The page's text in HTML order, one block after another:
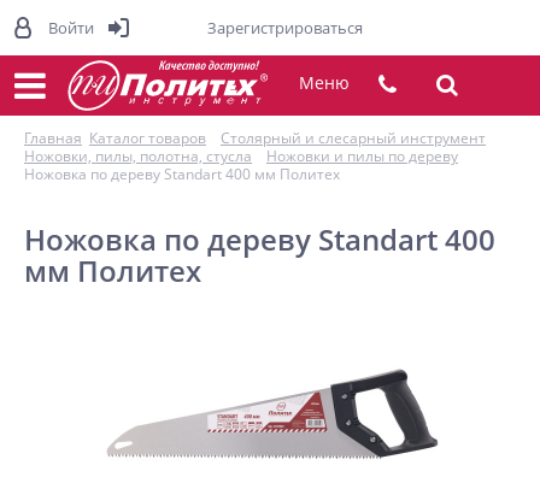
Меню
Главная Каталог товаров
Столярный и слесарный инструмент
Ножовки, пилы, полотна, стусла
Ножовки и пилы по дереву
Ножовка по дереву Standart 400 мм Политех
Ножовка по дереву Standart 400
мм Политех
Войти Зарегистрироваться